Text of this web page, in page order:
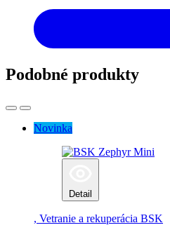
Podobné produkty
Novinka
Detail
, Vetranie a rekuperácia BSK